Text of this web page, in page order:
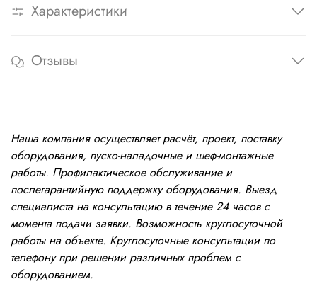
Характеристики
Отзывы
Наша компания осуществляет расчёт, проект, поставку
оборудования, пуско-наладочные и шеф-монтажные
работы. Профилактическое обслуживание и
послегарантийную поддержку оборудования. Выезд
специалиста на консультацию в течение 24 часов с
момента подачи заявки. Возможность круглосуточной
работы на объекте. Круглосуточные консультации по
телефону при решении различных проблем с
оборудованием.